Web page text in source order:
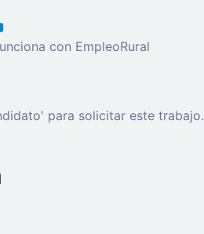
con EmpleoRural
para solicitar este trabajo.